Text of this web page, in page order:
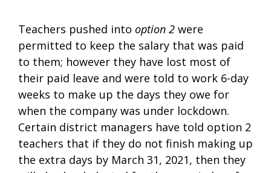
Teachers pushed into option 2 were
permitted to keep the salary that was paid
to them; however they have lost most of
their paid leave and were told to work 6-day
weeks to make up the days they owe for
when the company was under lockdown.
Certain district managers have told option 2
teachers that if they do not finish making up
the extra days by March 31, 2021, then they